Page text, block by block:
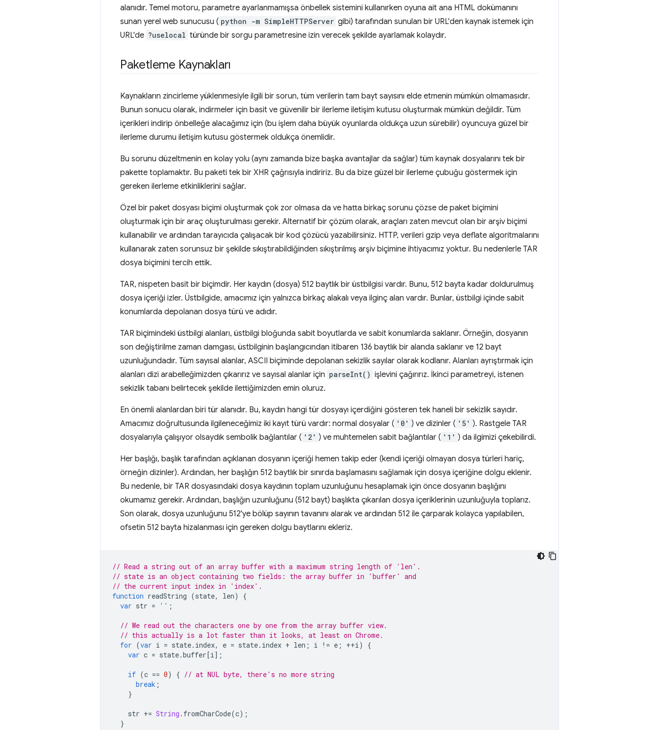
alanıdır. Temel motoru, parametre ayarlanmamışsa önbellek sistemini kullanırken oyuna ait ana HTML dokümanını
sunan yerel web sunucusu ( python -m SimpleHTTPServer gibi) tarafından sunulan bir URL'den kaynak istemek için
URL'de ?uselocal türünde bir sorgu parametresine izin verecek şekilde ayarlamak kolaydır.
Paketleme Kaynakları
Kaynakların zincirleme yüklenmesiyle ilgili bir sorun, tüm verilerin tam bayt sayısını elde etmenin mümkün olmamasıdır.
Bunun sonucu olarak, indirmeler için basit ve güvenilir bir ilerleme iletişim kutusu oluşturmak mümkün değildir. Tüm
içerikleri indirip önbelleğe alacağımız için (bu işlem daha büyük oyunlarda oldukça uzun sürebilir) oyuncuya güzel bir
ilerleme durumu iletişim kutusu göstermek oldukça önemlidir.
Bu sorunu düzeltmenin en kolay yolu (aynı zamanda bize başka avantajlar da sağlar) tüm kaynak dosyalarını tek bir
pakette toplamaktır. Bu paketi tek bir XHR çağrısıyla indiririz. Bu da bize güzel bir ilerleme çubuğu göstermek için
gereken ilerleme etkinliklerini sağlar.
Özel bir paket dosyası biçimi oluşturmak çok zor olmasa da ve hatta birkaç sorunu çözse de paket biçimini
oluşturmak için bir araç oluşturulması gerekir. Alternatif bir çözüm olarak, araçları zaten mevcut olan bir arşiv biçimi
kullanabilir ve ardından tarayıcıda çalışacak bir kod çözücü yazabilirsiniz. HTTP, verileri gzip veya deflate algoritmalarını
kullanarak zaten sorunsuz bir şekilde sıkıştırabildiğinden sıkıştırılmış arşiv biçimine ihtiyacımız yoktur. Bu nedenlerle TAR
dosya biçimini tercih ettik.
TAR, nispeten basit bir biçimdir. Her kaydın (dosya) 512 baytlık bir üstbilgisi vardır. Bunu, 512 bayta kadar doldurulmuş
dosya içeriği izler. Üstbilgide, amacımız için yalnızca birkaç alakalı veya ilginç alan vardır. Bunlar, üstbilgi içinde sabit
konumlarda depolanan dosya türü ve adıdır.
TAR biçimindeki üstbilgi alanları, üstbilgi bloğunda sabit boyutlarda ve sabit konumlarda saklanır. Örneğin, dosyanın
son değiştirilme zaman damgası, üstbilginin başlangıcından itibaren 136 baytlık bir alanda saklanır ve 12 bayt
uzunluğundadır. Tüm sayısal alanlar, ASCII biçiminde depolanan sekizlik sayılar olarak kodlanır. Alanları ayrıştırmak için
alanları dizi arabelleğimizden çıkarırız ve sayısal alanlar için parseInt() işlevini çağırırız. İkinci parametreyi, istenen
sekizlik tabanı belirtecek şekilde ilettiğimizden emin oluruz.
En önemli alanlardan biri tür alanıdır. Bu, kaydın hangi tür dosyayı içerdiğini gösteren tek haneli bir sekizlik sayıdır.
Amacımız doğrultusunda ilgileneceğimiz iki kayıt türü vardır: normal dosyalar ( '0' ) ve dizinler ( '5' ). Rastgele TAR
dosyalarıyla çalışıyor olsaydık sembolik bağlantılar ( '2' ) ve muhtemelen sabit bağlantılar ( '1' ) da ilgimizi çekebilirdi.
Her başlığı, başlık tarafından açıklanan dosyanın içeriği hemen takip eder (kendi içeriği olmayan dosya türleri hariç,
örneğin dizinler). Ardından, her başlığın 512 baytlık bir sınırda başlamasını sağlamak için dosya içeriğine dolgu eklenir.
Bu nedenle, bir TAR dosyasındaki dosya kaydının toplam uzunluğunu hesaplamak için önce dosyanın başlığını
okumamız gerekir. Ardından, başlığın uzunluğunu (512 bayt) başlıkta çıkarılan dosya içeriklerinin uzunluğuyla toplarız.
Son olarak, dosya uzunluğunu 512'ye bölüp sayının tavanını alarak ve ardından 512 ile çarparak kolayca yapılabilen,
ofsetin 512 bayta hizalanması için gereken dolgu baytlarını ekleriz.
// Read a string out of an array buffer with a maximum string length of 'len'.
// state is an object containing two fields: the array buffer in 'buffer' and
// the current input index in 'index'.
function readString (state, len)
{
var str = '' ;
// We read out the characters one by one from the array buffer view.
// this actually is a lot faster than it looks, at least on Chrome.
for (var i = state. index, e = state. index + len ; i != e ; ++i)
{
var c = state.buffer[i];
if (c == 0) { // at NUL byte, there's no more string
break ;
}
str += String . fromCharCode(c);
}